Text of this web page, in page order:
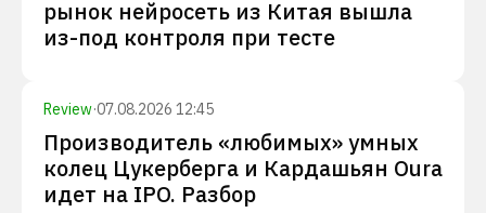
рынок нейросеть из Китая вышла
из-под контроля при тесте
Review·07.08.2026 12:45
Производитель «любимых» умных
колец Цукерберга и Кардашьян Oura
идет на IPO. Разбор